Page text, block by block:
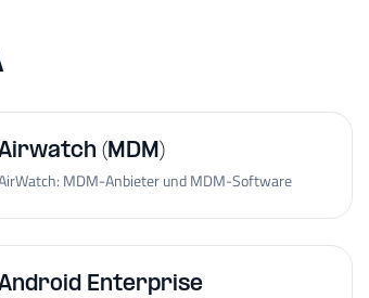
(MDM)
MDM-Anbieter und MDM-Software
Enterprise